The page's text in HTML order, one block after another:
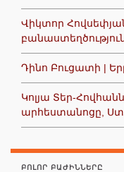
Վիկտոր
Դինո Բուցատի |
Կոլյա Տեր-
արհեստանոցը,
ԲՈԼՈՐ ԲԱԺԻՆՆԵՐԸ